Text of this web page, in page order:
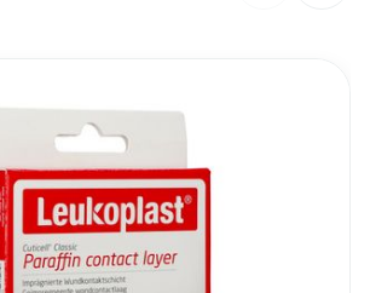
95 mm
22 mm
Température ambiante (15°C -
25°C)